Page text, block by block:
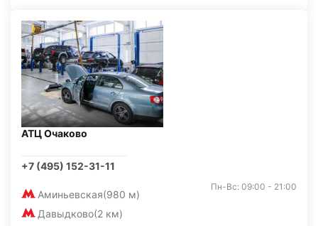
АТЦ Очаково
+7 (495) 152-31-11
Аминьевская(980 м)
Давыдково(2 км)
Пн-Вс: 09:00 - 21:00